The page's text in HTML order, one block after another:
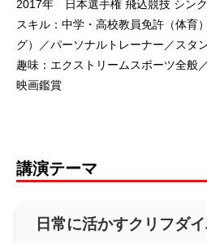
2017年 日本選手権 飛込競技 シン
スキル：中学・高校教員免許（体育
グ）／パーソナルトレーナー／スタ
趣味：エクストリームスポーツ全般
映画鑑賞
講演テーマ
日常に活かすクリフダ